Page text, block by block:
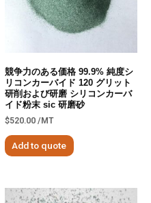
競争力のある価格 99.9% 純度シ
リコンカーバイド 120 グリット
研削および研磨 シリコンカーバ
イド粉末 sic 研磨砂
$520.00 /MT
Add to quote